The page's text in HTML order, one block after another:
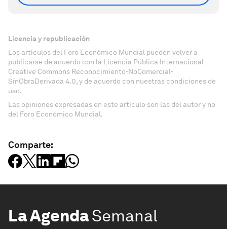
Licencia y republicación
Los artículos del Foro Económico Mundial pueden volver a
publicarse de acuerdo con la Licencia Pública Internacional
Creative Commons Reconocimiento-NoComercial-
SinObraDerivada 4.0, y de acuerdo con nuestras condiciones de
uso.
Las opiniones expresadas en este artículo son las del autor y no
del Foro Económico Mundial.
Comparte:
La AgendaSemanal